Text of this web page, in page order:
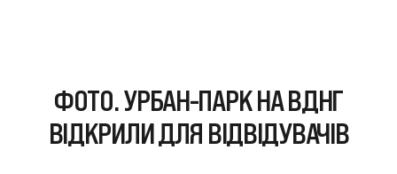
ФОТО. УРБАН-ПАРК НА ВДНГ
ВІДКРИЛИ ДЛЯ ВІДВІДУВАЧІВ